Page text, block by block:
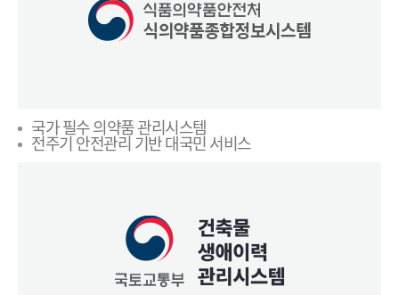
국가 필수 의약품 관리시스템
전주기 안전관리 기반 대국민 서비스